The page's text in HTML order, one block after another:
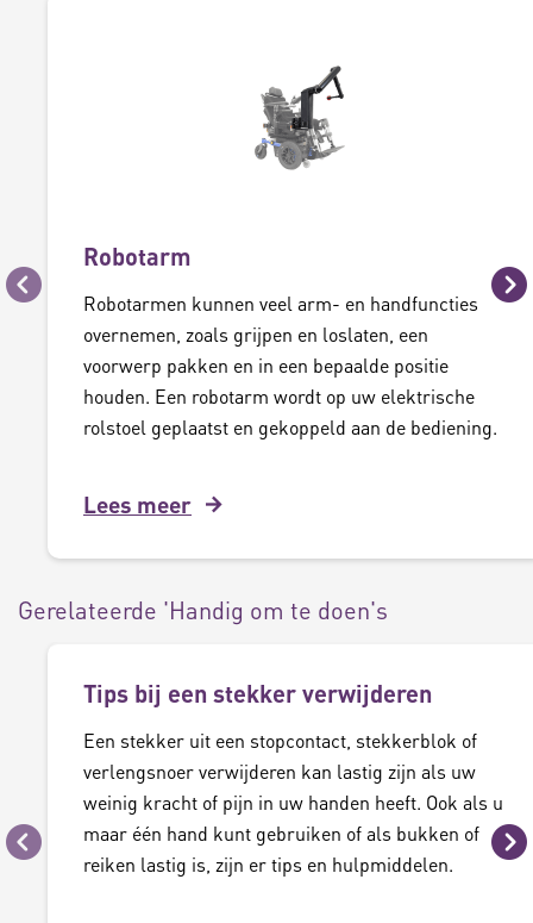
Vorige
Robotarm
Robotarmen kunnen veel arm- en handfuncties
overnemen, zoals grijpen en loslaten, een
voorwerp pakken en in een bepaalde positie
houden. Een robotarm wordt op uw elektrische
rolstoel geplaatst en gekoppeld aan de bediening.
Lees meer
Gerelateerde 'Handig om te doen's
Vorige
Tips bij een stekker verwijderen
Een stekker uit een stopcontact, stekkerblok of
verlengsnoer verwijderen kan lastig zijn als uw
weinig kracht of pijn in uw handen heeft. Ook als u
maar één hand kunt gebruiken of als bukken of
reiken lastig is, zijn er tips en hulpmiddelen.